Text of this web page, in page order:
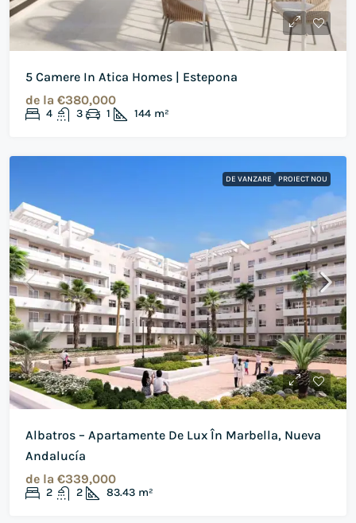
5 Camere In Atica Homes | Estepona
de la €380,000
4 3 1 144 m²
DE VANZARE PROIECT NOU
Albatros – Apartamente De Lux În Marbella, Nueva
Andalucía
de la €339,000
2 2 83.43 m²